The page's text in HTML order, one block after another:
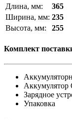
Длина, мм:
365
Ширина, мм: 235
Высота, мм:
255
Комплект
Зарядное
Упаковка